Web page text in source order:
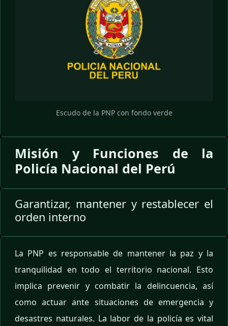
Escudo de la PNP con fondo verde
Misión y Funciones de la
Policía Nacional del Perú
Garantizar, mantener y restablecer el
orden interno
La PNP es responsable de mantener la paz y la
tranquilidad en todo el territorio nacional. Esto
implica prevenir y combatir la delincuencia, así
como actuar ante situaciones de emergencia y
desastres naturales. La labor de la policía es vital